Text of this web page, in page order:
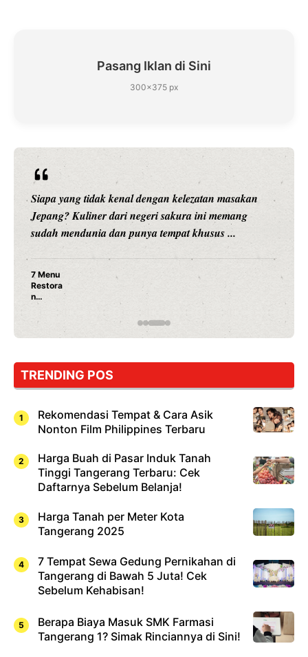
Pasang Iklan di Sini
300×375 px
Siapa yang tidak kenal dengan kelezatan masakan
Jepang? Kuliner dari negeri sakura ini memang
sudah mendunia dan punya tempat khusus ...
7 Menu
Restora
n
Jepang
Dicoba,
Cuma
Sushi!
TRENDING POS
Rekomendasi Tempat & Cara Asik
Nonton Film Philippines Terbaru
Harga Buah di Pasar Induk Tanah
Tinggi Tangerang Terbaru: Cek
Daftarnya Sebelum Belanja!
Harga Tanah per Meter Kota
Tangerang 2025
7 Tempat Sewa Gedung Pernikahan di
Tangerang di Bawah 5 Juta! Cek
Sebelum Kehabisan!
Berapa Biaya Masuk SMK Farmasi
Tangerang 1? Simak Rinciannya di Sini!